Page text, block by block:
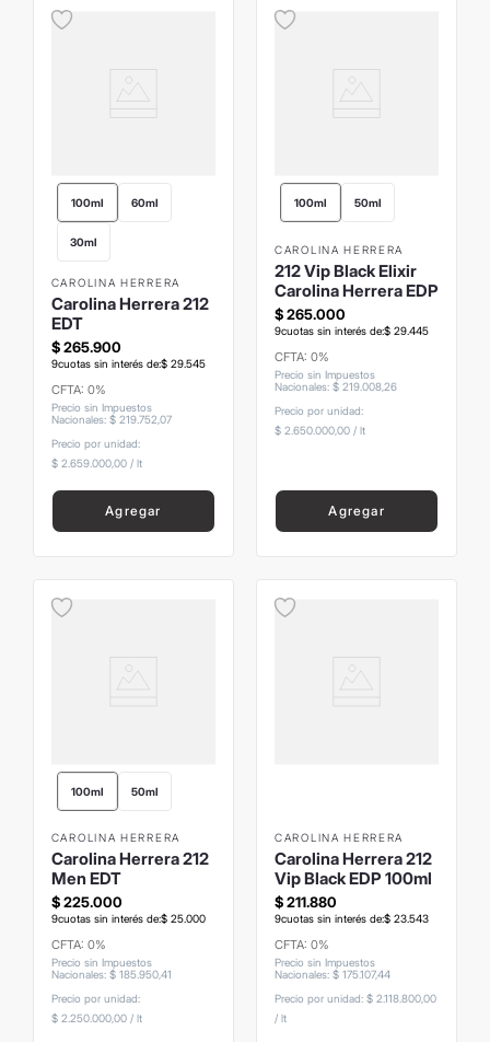
100ml 60ml
30ml
CAROLINA HERRERA
Carolina Herrera 212
EDT
$ 265.900
9cuotas sin interés de:$ 29.545
CFTA: 0%
Precio sin Impuestos
Nacionales: $ 219.752,07
Precio por unidad:
$ 2.659.000,00/ lt
Agregar
100ml 50ml
CAROLINA HERRERA
212 Vip Black Elixir
Carolina Herrera EDP
$265.000
9cuotas sin interés de:$ 29445
CFTA: 0%
Precio sin Impuestos
Nacionales: $ 21900826
Precio por unidad:
$ 2.650.000,00 / lt
Agregar
100ml 50ml
CAROLINA HERRERA
Carolina Herrera 212
Men EDT
$ 225.000
9cuotas sin interés de:$ 25.000
CFTA: 0%
Precio sin Impuestos
Nacionales: $ 185.950,41
Precio por unidad:
$ 2.250.000,00/ lt
CAROLINA HERRERA
Carolina Herrera 212
Vip Black EDP 100ml
$211.880
9cuotas sin interés de:$ 23543
CFTA: 0%
Precio sin Impuestos
Nacionales: $ 175107,44
Precio por unidad: $ 2.118.800,00
/ lt